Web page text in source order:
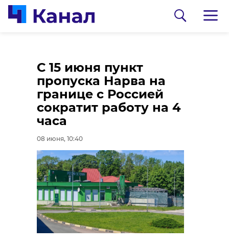
С 15 июня пункт
пропуска Нарва на
границе с Россией
сократит работу на 4
часа
08 июня, 10:40
В лесу около
деревни Хотнежа
заблудились двое
мужчин
08 июня, 09:37